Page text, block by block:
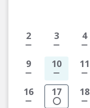
2 3 4
9 10 11
16 17 18